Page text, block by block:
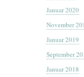
Januar 2020
November
Januar 2019
September
Januar 2018